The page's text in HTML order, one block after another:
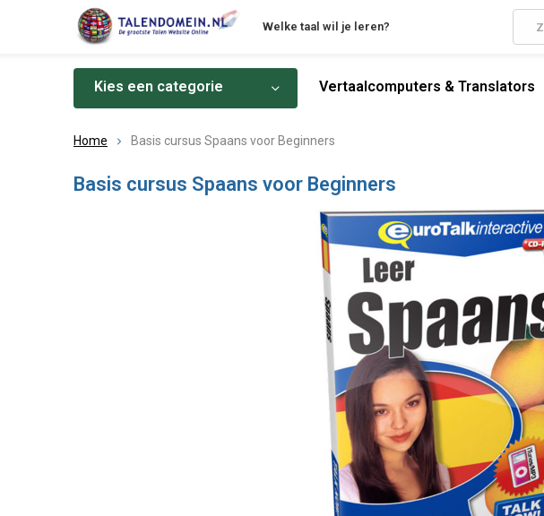
Welke taal wil je leren?
Kies een categorie Vertaalcomputers & Translators
Home Basis cursus Spaans voor Beginners
Basis cursus Spaans voor Beginners